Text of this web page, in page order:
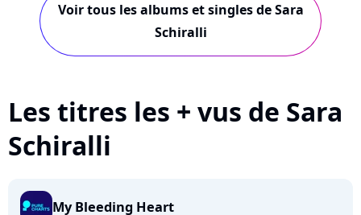
Voir tous les albums et singles de Sara
Schiralli
Les titres les + vus de Sara
Schiralli
My Bleeding Heart